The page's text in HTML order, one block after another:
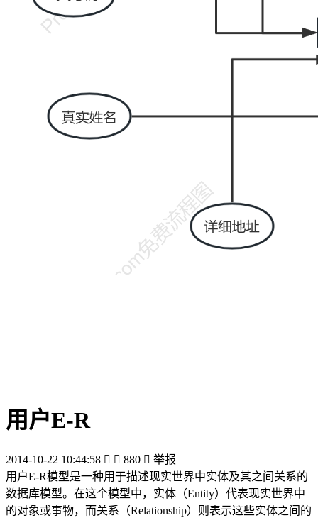
用户E-R
2014-10-22 10:44:58   880  举报
用户E-R模型是一种用于描述现实世界中实体及其之间关系的
数据库模型。在这个模型中，实体（Entity）代表现实世界中
的对象或事物，而关系（Relationship）则表示这些实体之间的